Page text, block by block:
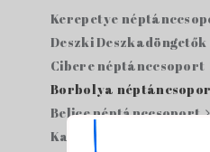
Kerepetye
Deszki
Cibere néptánccsoport
Borbolya
Belice néptánccsoport
Kacabajka